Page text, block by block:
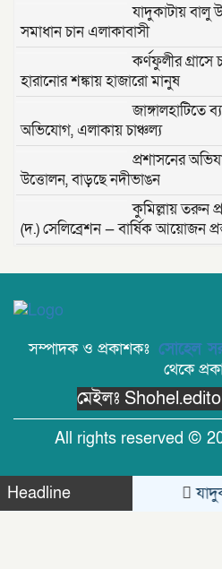
যাদুকাটায় বালু
সমাধান চান এলাকাবাসী
কর্ণফুলীর গ্রাসে
হারানোর শঙ্কায় হাজারো মানুষ
জাঙ্গালহাটিতে
অভিযোগ, এলাকায় চাঞ্চল্য
প্রশাসনের
উত্তোলন, বাড়ছে নদীভাঙন
কুমিল্লায় তরুন
(দ.) সেলিব্রেশন — বার্ষিক আয়োজন
পচাগলা মরদেহ
দক্ষিণ
আয়োজিত
জুলাই বিপ্লবের
কার?- মোঃ সেলিম উদ্দীন ।
চিপসের
সম্পাদক ও প্রকাশকঃ সোহেল
থেকে
মেইলঃ
All rights reserved ©
Headline
Theme Created By